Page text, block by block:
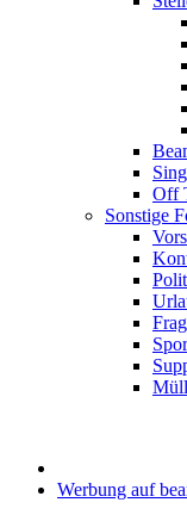
Off
Sonstige
Werbung auf